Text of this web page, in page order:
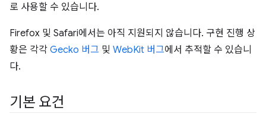
로 사용할 수 있습니다.
Firefox 및 Safari에서는 아직 지원되지 않습니다. 구현 진행 상
황은 각각 Gecko 버그 및 WebKit 버그에서 추적할 수 있습니
다.
기본 요건